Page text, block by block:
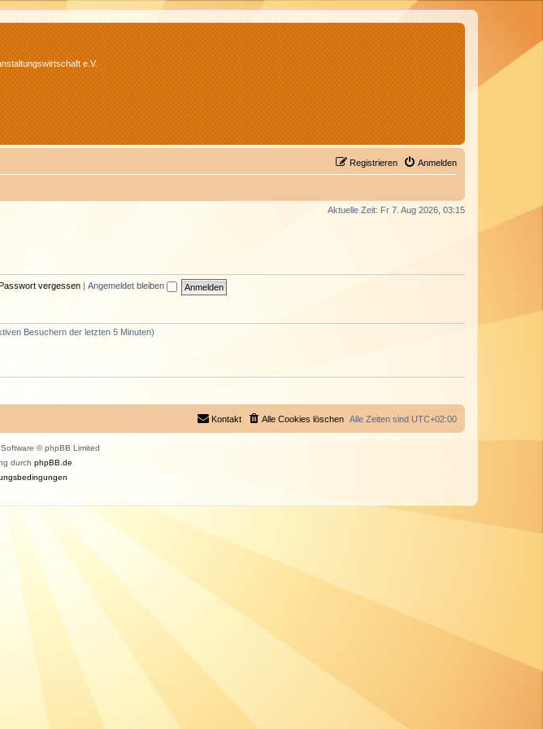
e.V.
Anmelden
Registrieren
Aktuelle Zeit: Fr 7. Aug 2026, 03:15
vergessen Angemeldet bleiben
Besuchern der letzten 5 Minuten)
Alle Zeiten sind UTC+02:00
Alle Cookies löschen
Kontakt
© phpBB Limited
durch phpBB.de